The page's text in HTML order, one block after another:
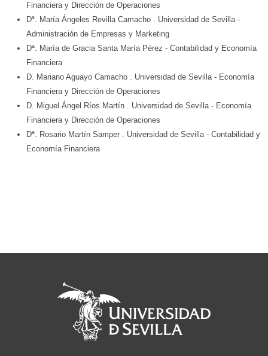
Financiera y Dirección de Operaciones
Dª. María Ángeles Revilla Camacho . Universidad de Sevilla -
Administración de Empresas y Marketing
Dª. María de Gracia Santa María Pérez - Contabilidad y Economía
Financiera
D. Mariano Aguayo Camacho . Universidad de Sevilla - Economía
Financiera y Dirección de Operaciones
D. Miguel Ángel Ríos Martín . Universidad de Sevilla - Economía
Financiera y Dirección de Operaciones
Dª. Rosario Martín Samper . Universidad de Sevilla - Contabilidad y
Economía Financiera